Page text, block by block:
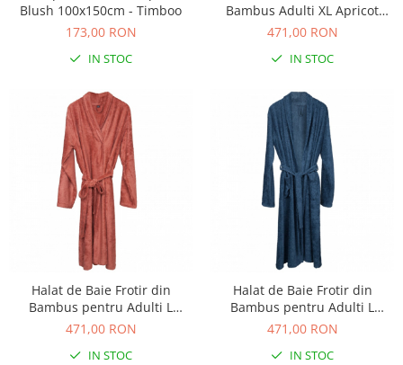
Dulap si cutii depozitare jucarii
Fotolii copii
Mobilier Birou
Sac de dormit copii
Sac de dormit 60 cm
Sac de dormit 70 cm
Sac de dormit 80 cm
Sac de dormit 90 cm
Sac de dormit 100 cm
Sac de dormit 120 cm
Sac de dormit 130 cm
Sac de dormit 140 cm
Blush 100x150cm - Timboo
173,00 RON
IN STOC
Bambus Adulti XL Apricot
Blush - Timboo
471,00 RON
IN STOC
Halat de Baie Frotir din
Bambus pentru Adulti L
Apricot Blush - Timboo
471,00 RON
IN STOC
Halat de Baie Frotir din
Bambus pentru Adulti L
Bleumarin - Timboo
471,00 RON
IN STOC